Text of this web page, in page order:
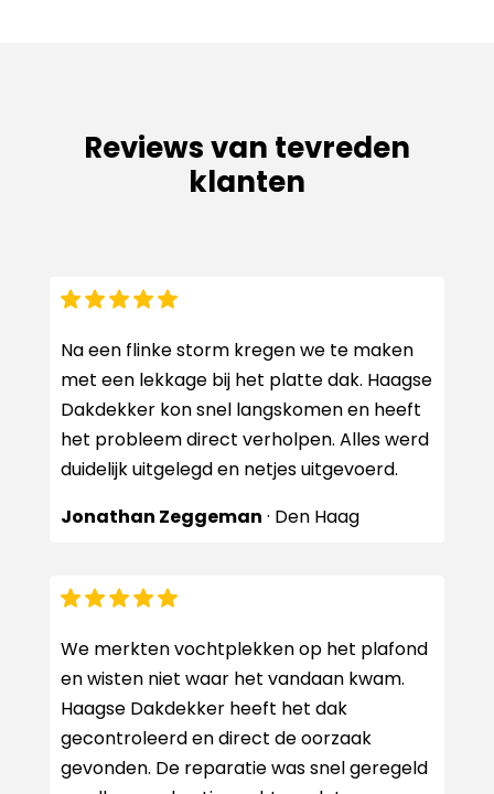
Reviews van tevreden
klanten
Na een flinke storm kregen we te maken
met een lekkage bij het platte dak. Haagse
Dakdekker kon snel langskomen en heeft
het probleem direct verholpen. Alles werd
duidelijk uitgelegd en netjes uitgevoerd.
Jonathan Zeggeman · Den Haag
We merkten vochtplekken op het plafond
en wisten niet waar het vandaan kwam.
Haagse Dakdekker heeft het dak
gecontroleerd en direct de oorzaak
gevonden. De reparatie was snel geregeld